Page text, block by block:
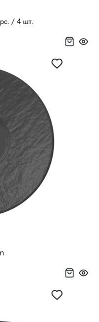
/ 4 шт.